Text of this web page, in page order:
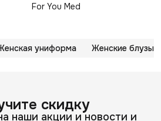
For You Med
униформа Женские блузы
скидку
наши акции и новости и